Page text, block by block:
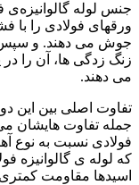
جنس لوله
ورقهای فولادی را با
جوش می دهند. و سپس
زنگ زدگی ها، آن را در
می دهند.
تفاوت اصلی بین این دو
جمله تفاوت هایشان
فولادی نسبت به نوع
که لوله ی گالوانیزه
اسیدها مقاومت کمتری